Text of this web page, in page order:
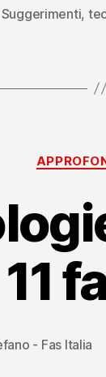
Suggerimenti,
- Fas Italia